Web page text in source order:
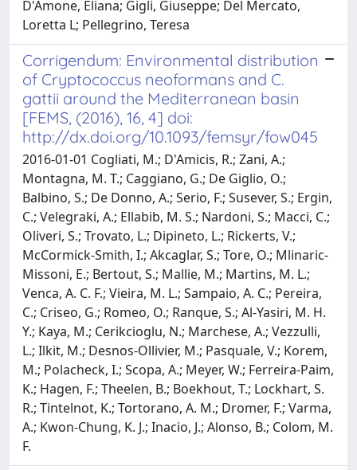
D'Amone, Eliana; Gigli, Giuseppe; Del Mercato,
Loretta L; Pellegrino, Teresa
Corrigendum: Environmental distribution
of Cryptococcus neoformans and C.
gattii around the Mediterranean basin
[FEMS, (2016), 16, 4] doi:
http://dx.doi.org/10.1093/femsyr/fow045
2016-01-01 Cogliati, M.; D'Amicis, R.; Zani, A.;
Montagna, M. T.; Caggiano, G.; De Giglio, O.;
Balbino, S.; De Donno, A.; Serio, F.; Susever, S.; Ergin,
C.; Velegraki, A.; Ellabib, M. S.; Nardoni, S.; Macci, C.;
Oliveri, S.; Trovato, L.; Dipineto, L.; Rickerts, V.;
McCormick-Smith, I.; Akcaglar, S.; Tore, O.; Mlinaric-
Missoni, E.; Bertout, S.; Mallie, M.; Martins, M. L.;
Venca, A. C. F.; Vieira, M. L.; Sampaio, A. C.; Pereira,
C.; Criseo, G.; Romeo, O.; Ranque, S.; Al-Yasiri, M. H.
Y.; Kaya, M.; Cerikcioglu, N.; Marchese, A.; Vezzulli,
L.; Ilkit, M.; Desnos-Ollivier, M.; Pasquale, V.; Korem,
M.; Polacheck, I.; Scopa, A.; Meyer, W.; Ferreira-Paim,
K.; Hagen, F.; Theelen, B.; Boekhout, T.; Lockhart, S.
R.; Tintelnot, K.; Tortorano, A. M.; Dromer, F.; Varma,
A.; Kwon-Chung, K. J.; Inacio, J.; Alonso, B.; Colom, M.
F.